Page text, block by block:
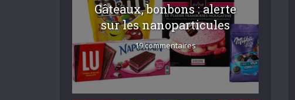
Gâteaux, bonbons : alerte
sur les nanoparticules
19 commentaires